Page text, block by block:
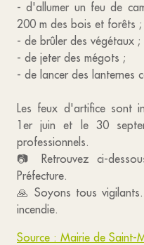
- d'allumer un feu de
200 m des bois et forêts ;
- de brûler des végétaux ;
- de jeter des mégots ;
- de lancer des lanternes
Les feux d'artifice sont
1er juin et le 30
professionnels.
📷 Retrouvez ci-
Préfecture.
🙏 Soyons tous
incendie.
Source : Mairie de Saint-